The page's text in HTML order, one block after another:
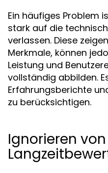
Ein häufiges Problem
stark auf die
verlassen. Diese
Merkmale, können
Leistung und
vollständig abbilden.
Erfahrungsberichte
zu berücksichtigen.
Ignorieren von